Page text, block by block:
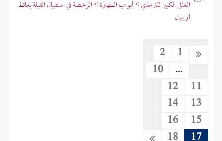
العلل الكبير للترمذي > أبواب الطهارة > الرخصة في استقبال القبلة بغائط
أو بول
1
2
...
10
11
12
13
14
15
16